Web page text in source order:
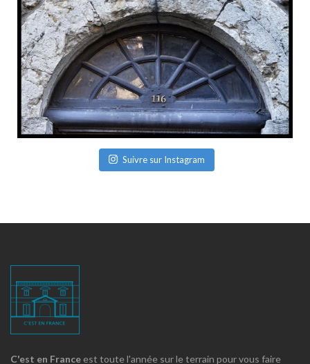
Suivre sur Instagram
C'est en France est toute l'année sur le terrain pour vous faire